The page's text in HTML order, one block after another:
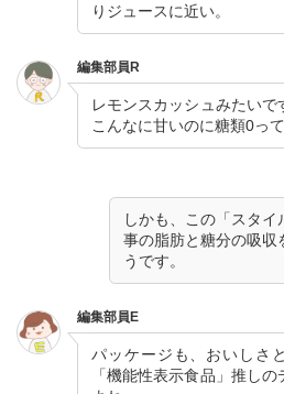
りジュースに近い。
編集部員R
レモンスカッシュみたいで
こんなに甘いのに糖類0って
しかも、この「スタ
事の脂肪と糖分の吸収
うです。
編集部員E
パッケージも、おいしさ
「機能性表示食品」推しの